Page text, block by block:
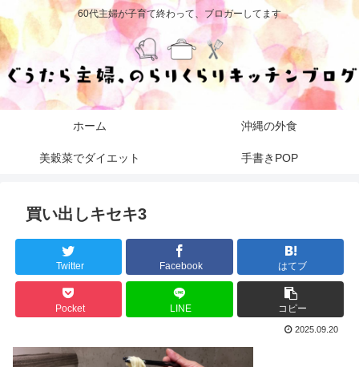
60代主婦が子育て終わって、ブロガーしてます
ホーム 沖縄の外食
美穀菜でダイエット 手書きPOP
買い出しキセキ3
Twitter Facebook はてブ
Pocket LINE コピー
2025.09.20